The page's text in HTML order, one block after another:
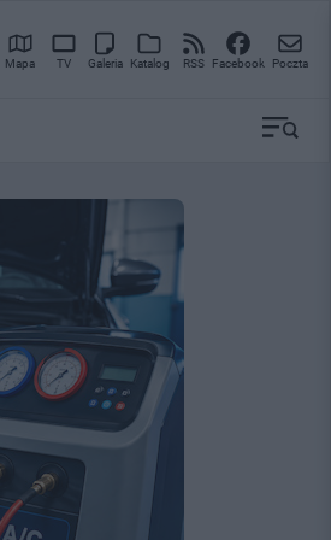
Mapa TV Galeria Katalog RSS Facebook Poczta